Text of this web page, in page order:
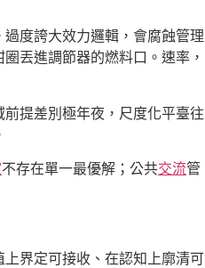
度誇大效力邏輯，會腐蝕管理
丟進調節器的燃料口。速率，
提差別極年夜，尺度化平臺往
不存在單一最優解；公共交流管
界定可接收、在認知上廓清可